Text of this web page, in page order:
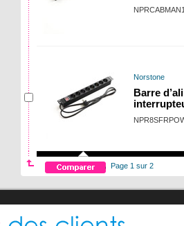
Norstone
Barre
Page 1 sur 2